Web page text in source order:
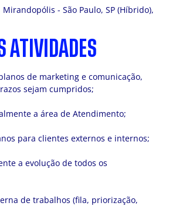
Mirandopólis - São Paulo, SP (Híbrido),
ATIVIDADES
de marketing e comunicação,
sejam cumpridos;
a área de Atendimento;
para clientes externos e internos;
a evolução de todos os
de trabalhos (fila, priorização,